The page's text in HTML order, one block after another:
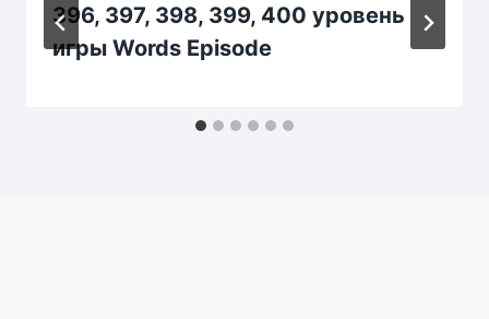
396, 397, 398, 399, 400 уровень
игры Words Episode